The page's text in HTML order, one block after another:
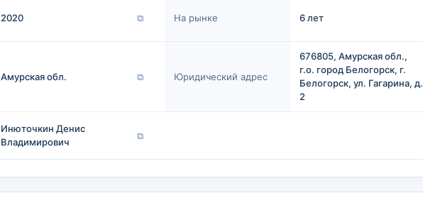
2020 ⧉ На рынке 6 лет
Амурская обл. ⧉ Юридический адрес
676805, Амурская обл.,
г.о. город Белогорск, г.
Белогорск, ул. Гагарина, д.
2
Инюточкин Денис
Владимирович
⧉